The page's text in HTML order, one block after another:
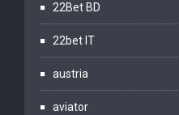
22Bet BD
22bet IT
austria
aviator